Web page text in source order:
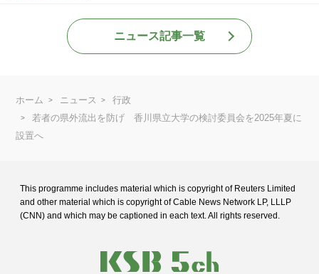
ニュース記事一覧
ホーム ニュース
行政
若者の県外流出を防げ 香川県立大学の検討委員会を2025年夏に
設置へ
This programme includes material which is copyright of Reuters Limited
and other material which is copyright of Cable News Network LP, LLLP
(CNN) and which may be captioned in each text. All rights reserved.